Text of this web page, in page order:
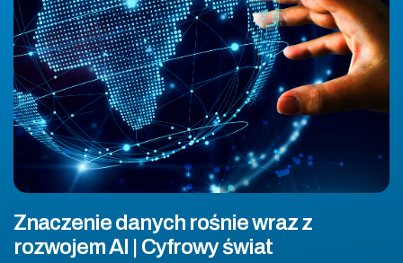
Znaczenie danych rośnie wraz z
rozwojem AI | Cyfrowy świat